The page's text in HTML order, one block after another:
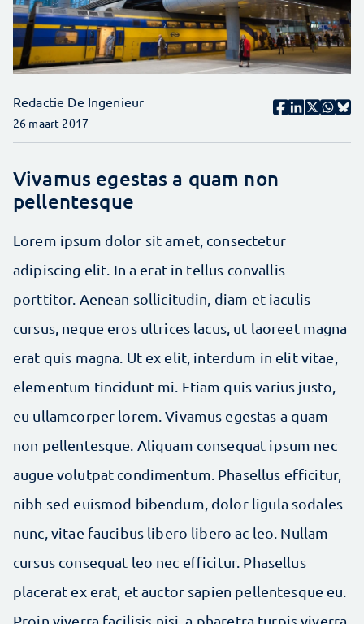
Redactie De Ingenieur
26 maart 2017
Vivamus egestas a quam non
pellentesque
Lorem ipsum dolor sit amet, consectetur
adipiscing elit. In a erat in tellus convallis
porttitor. Aenean sollicitudin, diam et iaculis
cursus, neque eros ultrices lacus, ut laoreet magna
erat quis magna. Ut ex elit, interdum in elit vitae,
elementum tincidunt mi. Etiam quis varius justo,
eu ullamcorper lorem. Vivamus egestas a quam
non pellentesque. Aliquam consequat ipsum nec
augue volutpat condimentum. Phasellus efficitur,
nibh sed euismod bibendum, dolor ligula sodales
nunc, vitae faucibus libero libero ac leo. Nullam
cursus consequat leo nec efficitur. Phasellus
placerat ex erat, et auctor sapien pellentesque eu.
Proin viverra facilisis nisi, a pharetra turpis viverra